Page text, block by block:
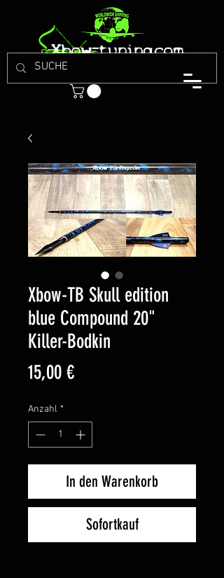
Xbow-TB Skull edition
blue Compound 20"
Killer-Bodkin
15,00 €Preis
Anzahl *
In den Warenkorb
Sofortkauf